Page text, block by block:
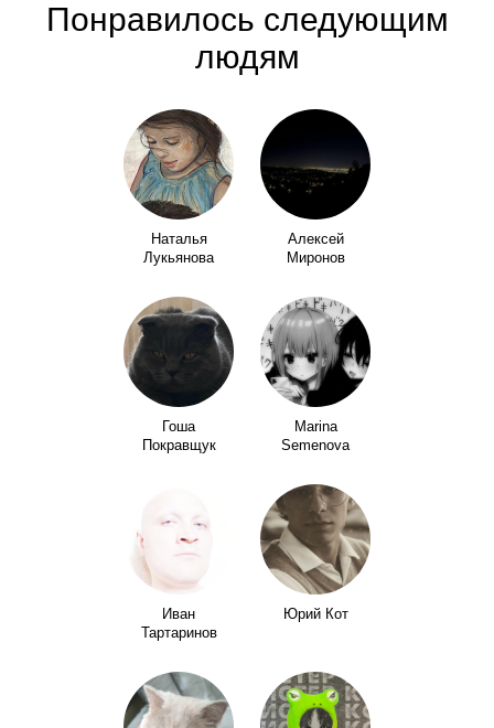
Понравилось следующим
людям
Наталья
Лукьянова
Алексей
Миронов
Гоша
Покравщук
Marina
Semenova
Иван
Тартаринов
Юрий Кот